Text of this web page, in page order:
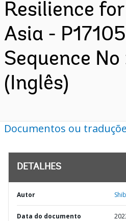
Resilience
Asia -
Sequence No
(Inglês)
Documentos ou
DETALHES
Autor
Data do documento